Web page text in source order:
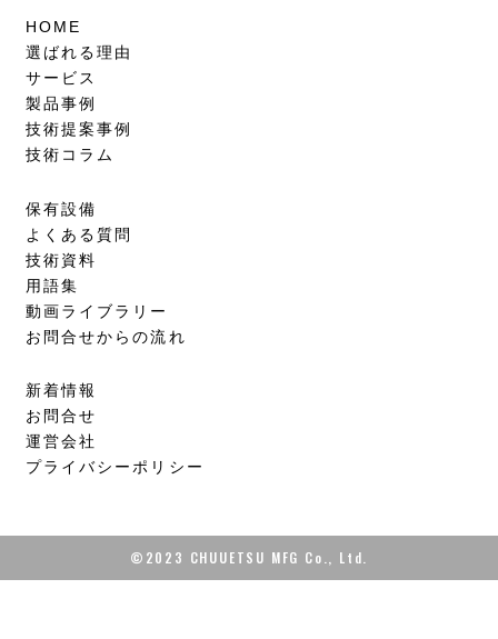
HOME
選ばれる理由
サービス
製品事例
技術提案事例
技術コラム
保有設備
よくある質問
技術資料
用語集
動画ライブラリー
お問合せからの流れ
新着情報
お問合せ
運営会社
プライバシーポリシー
©2023 CHUUETSU MFG Co., Ltd.